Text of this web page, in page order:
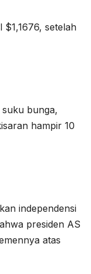
setelah
bunga,
hampir 10
independensi
presiden AS
atas